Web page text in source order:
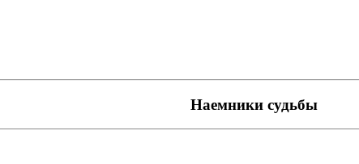
Наемники судьбы